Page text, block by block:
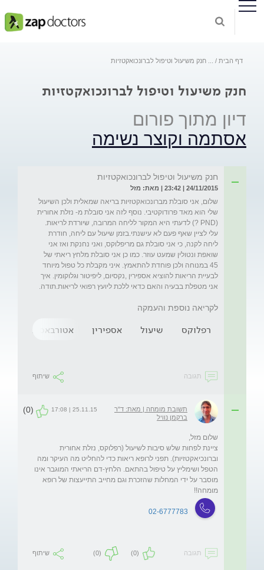
דף הבית חנק משיעול וטיפול לברונכואקטזיות
חנק משיעול וטיפול לברונכואקטזיות
דיון מתוך פורום
אסתמה וקוצר נשימה
חנק משיעול וטיפול לברונכואקטזיות
24/11/2015 | 23:42 | מאת: מזל
שלום, אני סובלת מברונכואקטזיות בריאה שמאלית ולכן השיעול
שלי הוא מאד פרודוקטיבי. נוסף לזה אני סובלת מ- נזלת אחורית
(PND ?) לדעתי היא המקור לליחה המרובה, שיורדת לריאות.
עלי לציין שאף פעם לא עישנתי.בזמן שיעול עם ליחה, חודרת
ליחה לקנה, כי אני סובלת גם מריפלוקס, ואני נחנקת ואז אני
שואפת ונטולין שמעט עוזר. כמו כן אני סובלת מלחץ ריאתי של
45 במנוחה ולכן פוחדת להתאמץ. איני מקבלת כל טפול מיוחד
לבעיית הריאות להוציא אספירין ,נקסיום, ליפיטור וגלוקומין. איך
אני מטפלת בבעיה והאם כדאי ללכת ליועץ רפואי לריאות.תודה.
לקריאה נוספת והעמקה
רפלוקס שיעול אספירין אטורבאסטאטין
תגובה שיתוף
תשובת מומחה | מאת: ד"ר
ברקמן נוויל
25.11.15 | 17:08
(0)
ציינת לפחות שלש סיבות לשיעול (רפלוקס, נזלת אחורית
וברונכיאקטזיות). תפני לרופא ריאות כדי להחליט מה העיקר ומה
הטפל ושימליץ על טיפול בהתאם. הלחץ-דם הריאתי המוגבר אינו
מוסבר על ידי המחלות שהזכרת וגם מחייב התייעצות של רופא
מומחה!!
02-6777783
תגובה (0)
(0) שיתוף